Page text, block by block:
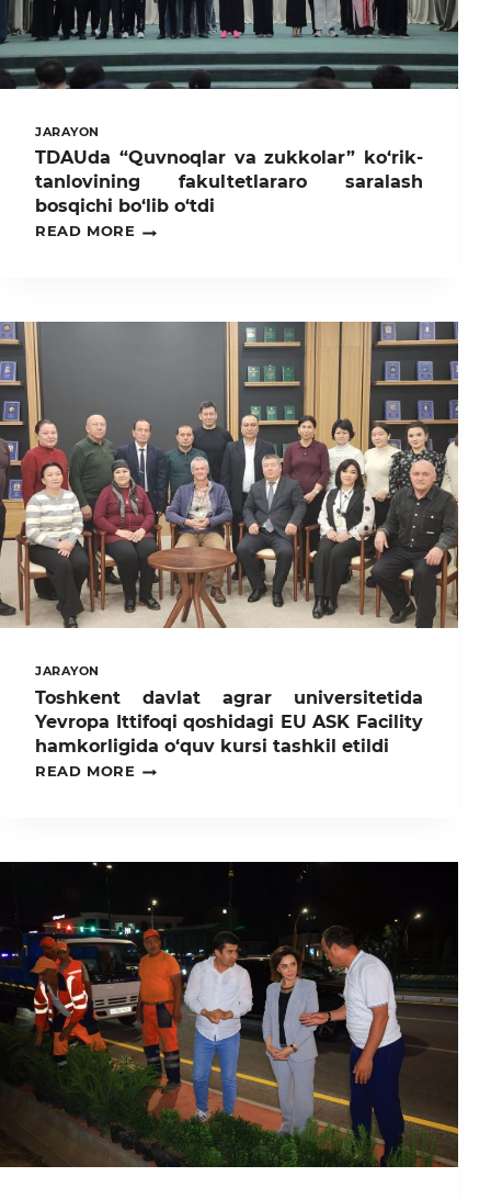
JARAYON
TDAUda “Quvnoqlar va zukkolar” ko‘rik-
tanlovining fakultetlararo saralash
bosqichi bo‘lib o‘tdi
READ MORE
TDAUDA
TANLOVINING
FAKULTETLARARO
SARALASH
BOSQICHI
BO‘LIB
O‘TDI
JARAYON
Toshkent davlat agrar universitetida
Yevropa Ittifoqi qoshidagi EU ASK Facility
hamkorligida o‘quv kursi tashkil etildi
READ MORE
TOSHKENT
ITTIFOQI
QOSHIDAGI
ASK
FACILITY
HAMKORLIGIDA
O‘QUV
KURSI
TASHKIL
ETILDI